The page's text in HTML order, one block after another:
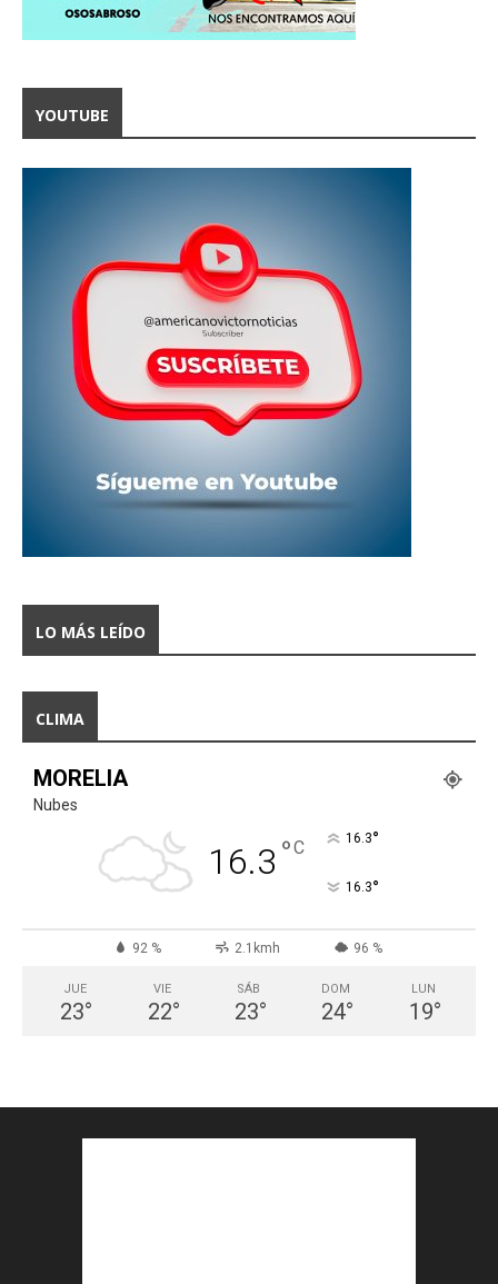
YOUTUBE
LO MÁS LEÍDO
CLIMA
MORELIA
Nubes
16.3 °C 16.3°
16.3°
92 % 2.1kmh 96 %
JUE
23°
VIE
22°
SÁB
23°
DOM
24°
LUN
19°